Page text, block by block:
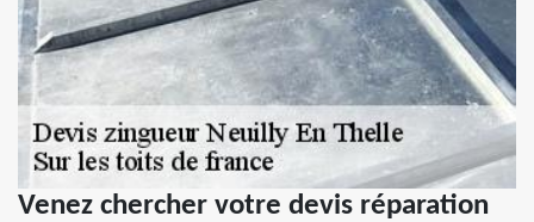
Venez chercher votre devis réparation